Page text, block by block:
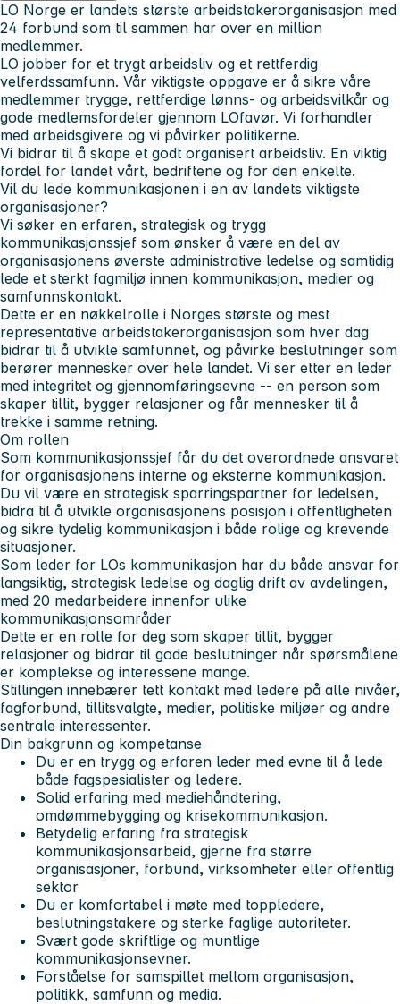
LO Norge er landets største arbeidstakerorganisasjon med
24 forbund som til sammen har over en million
medlemmer.
LO jobber for et trygt arbeidsliv og et rettferdig
velferdssamfunn. Vår viktigste oppgave er å sikre våre
medlemmer trygge, rettferdige lønns- og arbeidsvilkår og
gode medlemsfordeler gjennom LOfavør. Vi forhandler
med arbeidsgivere og vi påvirker politikerne.
Vi bidrar til å skape et godt organisert arbeidsliv. En viktig
fordel for landet vårt, bedriftene og for den enkelte.
Vil du lede kommunikasjonen i en av landets viktigste
organisasjoner?
Vi søker en erfaren, strategisk og trygg
kommunikasjonssjef som ønsker å være en del av
organisasjonens øverste administrative ledelse og samtidig
lede et sterkt fagmiljø innen kommunikasjon, medier og
samfunnskontakt.
Dette er en nøkkelrolle i Norges største og mest
representative arbeidstakerorganisasjon som hver dag
bidrar til å utvikle samfunnet, og påvirke beslutninger som
berører mennesker over hele landet. Vi ser etter en leder
med integritet og gjennomføringsevne -- en person som
skaper tillit, bygger relasjoner og får mennesker til å
trekke i samme retning.
Om rollen
Som kommunikasjonssjef får du det overordnede ansvaret
for organisasjonens interne og eksterne kommunikasjon.
Du vil være en strategisk sparringspartner for ledelsen,
bidra til å utvikle organisasjonens posisjon i offentligheten
og sikre tydelig kommunikasjon i både rolige og krevende
situasjoner.
Som leder for LOs kommunikasjon har du både ansvar for
langsiktig, strategisk ledelse og daglig drift av avdelingen,
med 20 medarbeidere innenfor ulike
kommunikasjonsområder
Dette er en rolle for deg som skaper tillit, bygger
relasjoner og bidrar til gode beslutninger når spørsmålene
er komplekse og interessene mange.
Stillingen innebærer tett kontakt med ledere på alle nivåer,
fagforbund, tillitsvalgte, medier, politiske miljøer og andre
sentrale interessenter.
Din bakgrunn og kompetanse
Du er en trygg og erfaren leder med evne til å lede
både fagspesialister og ledere.
Solid erfaring med mediehåndtering,
omdømmebygging og krisekommunikasjon.
Betydelig erfaring fra strategisk
kommunikasjonsarbeid, gjerne fra større
organisasjoner, forbund, virksomheter eller offentlig
sektor
Du er komfortabel i møte med toppledere,
beslutningstakere og sterke faglige autoriteter.
Svært gode skriftlige og muntlige
kommunikasjonsevner.
Forståelse for samspillet mellom organisasjon,
politikk, samfunn og media.